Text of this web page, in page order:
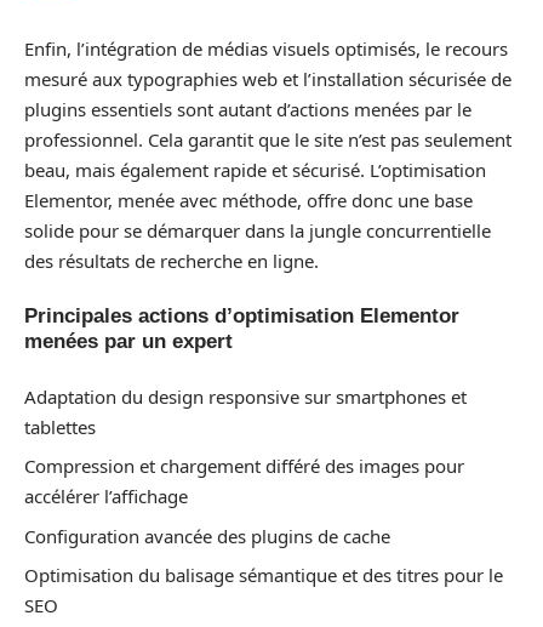
Enfin, l’intégration de médias visuels optimisés, le recours
mesuré aux typographies web et l’installation sécurisée de
plugins essentiels sont autant d’actions menées par le
professionnel. Cela garantit que le site n’est pas seulement
beau, mais également rapide et sécurisé. L’optimisation
Elementor, menée avec méthode, offre donc une base
solide pour se démarquer dans la jungle concurrentielle
des résultats de recherche en ligne.
Principales actions d’optimisation Elementor
menées par un expert
Adaptation du design responsive sur smartphones et
tablettes
Compression et chargement différé des images pour
accélérer l’affichage
Configuration avancée des plugins de cache
Optimisation du balisage sémantique et des titres pour le
SEO